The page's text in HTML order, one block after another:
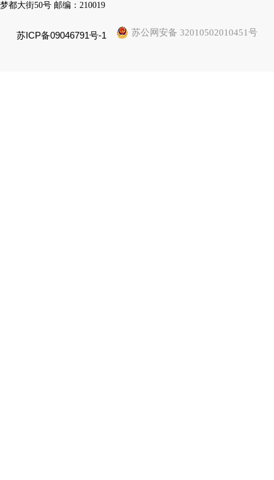
梦都大街50号 邮编：210019
苏ICP备09046791号-1 苏公网安备 32010502010451号